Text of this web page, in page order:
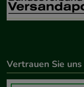
Vertrauen Sie uns